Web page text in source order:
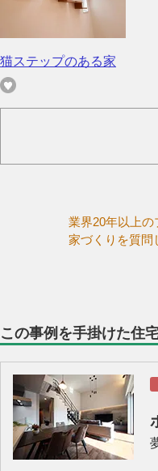
猫ステップのある家
業界20年以上
家づくりを質問
この事例を手掛けた住